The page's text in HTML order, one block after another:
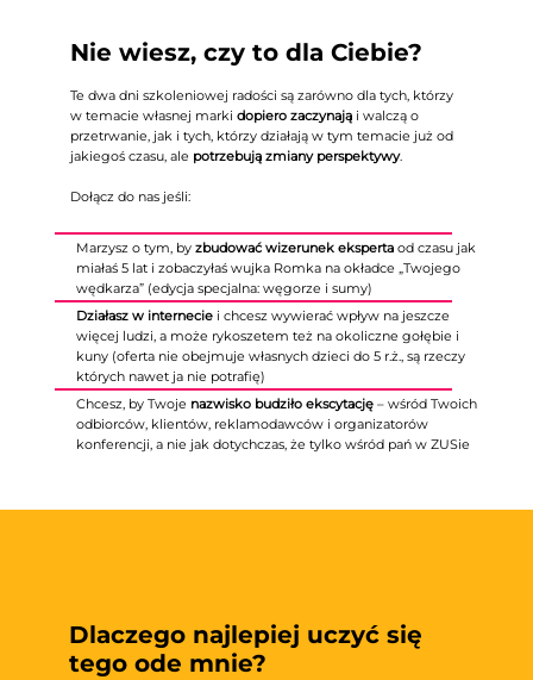
Nie wiesz, czy to dla Ciebie?
Te dwa dni szkoleniowej radości są zarówno dla tych, którzy
w temacie własnej marki dopiero zaczynająi walczą o
przetrwanie, jak i tych, którzy działają w tym temacie już od
jakiegoś czasu, ale potrzebują zmiany perspektywy.
Dołącz do nas jeśli:
Marzysz o tym, by zbudować wizerunek ekspertaod czasu jak
miałaś 5 lat i zobaczyłaś wujka Romka na okładce „Twojego
wędkarza” (edycja specjalna: węgorze i sumy)
Działasz w interneciei chcesz wywierać wpływ na jeszcze
więcej ludzi, a może rykoszetem też na okoliczne gołębie i
kuny (oferta nie obejmuje własnych dzieci do 5 r.ż., są rzeczy
których nawet ja nie potrafię)
Chcesz, by Twoje nazwisko budziło ekscytację – wśród Twoich
odbiorców, klientów, reklamodawców i organizatorów
konferencji, a nie jak dotychczas, że tylko wśród pań w ZUSie
Dlaczego najlepiej uczyć się
tego ode mnie?